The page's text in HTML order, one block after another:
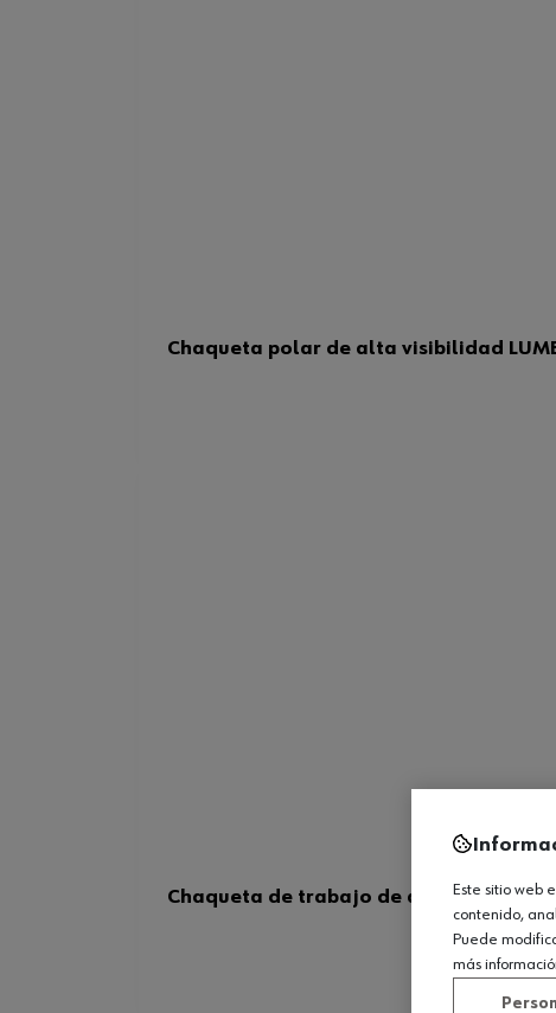
Chaqueta polar de alta visibilidad
Chaqueta de trabajo de alta visibilidad
Este sitio web
contenido,
Puede
más